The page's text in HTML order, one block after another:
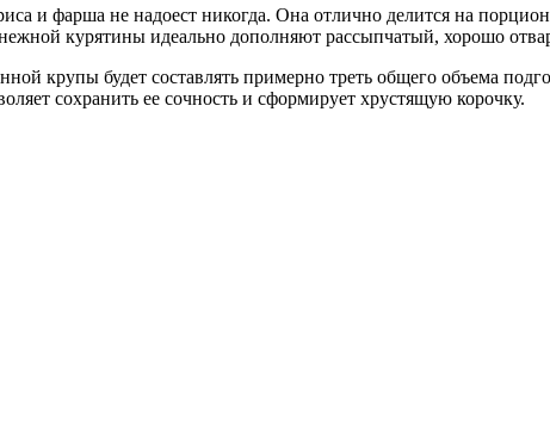
и фарша не надоест никогда. Она отлично делится на
курятины идеально дополняют рассыпчатый, хорошо
крупы будет составлять примерно треть общего объема
сохранить ее сочность и сформирует хрустящую корочку.